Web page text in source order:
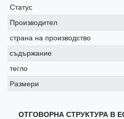
Статус
Производител
страна на производство
съдържание
тегло
Размери
ОТГОВОРНА СТРУКТУРА В